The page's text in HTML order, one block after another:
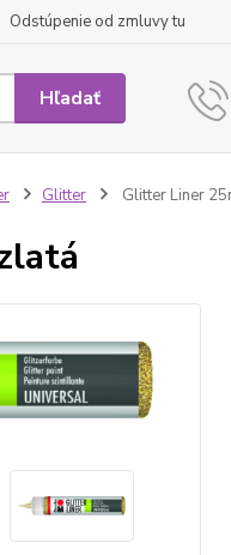
Odstúpenie od zmluvy tu
Hľadať
Glitter Glitter Liner